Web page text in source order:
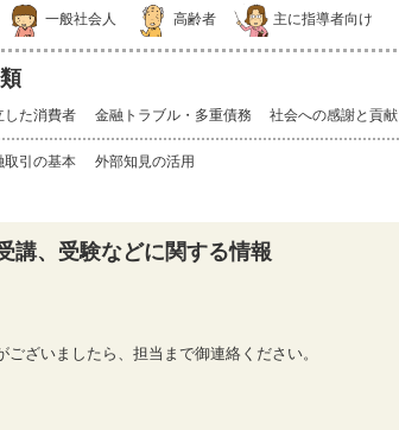
一般社会人 高齢者 主に指導者向け
した消費者 金融トラブル・多重債務 社会への感謝と貢献
取引の基本 外部知見の活用
講、受験などに関する情報
ございましたら、担当まで御連絡ください。